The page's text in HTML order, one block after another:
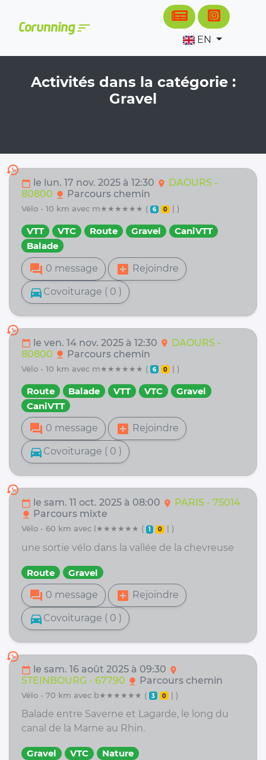
Corunningsort
EN
Activités dans la catégorie :
Gravel
history
calendar_today le lun. 17 nov. 2025 à 12:30 location_on DAOURS -
80800 nature Parcours chemin
vélo - 10 km avec m★★★★★★ ( 6 0 | )
VTT VTC Route Gravel
CaniVTT
Balade
forum 0 message add_box Rejoindre
directions_car Covoiturage ( 0 )
history
calendar_today le ven. 14 nov. 2025 à 12:30 location_on DAOURS -
80800 nature Parcours chemin
vélo - 10 km avec m★★★★★★ ( 6 0 | )
Route Balade VTT VTC
Gravel
CaniVTT
forum 0 message add_box Rejoindre
directions_car Covoiturage ( 0 )
history
calendar_today le sam. 11 oct. 2025 à 08:00 location_on PARIS - 75014
nature Parcours mixte
vélo - 60 km avec l★★★★★★ ( 1 0 | )
une sortie vélo dans la vallée de la chevreuse
Route Gravel
forum 0 message add_box Rejoindre
directions_car Covoiturage ( 0 )
history
calendar_today le sam. 16 août 2025 à 09:30 location_on
STEINBOURG - 67790 nature Parcours chemin
vélo - 70 km avec b★★★★★★ ( 3 0 | )
Balade entre Saverne et Lagarde, le long du
canal de la Marne au Rhin.
Gravel VTC
Nature